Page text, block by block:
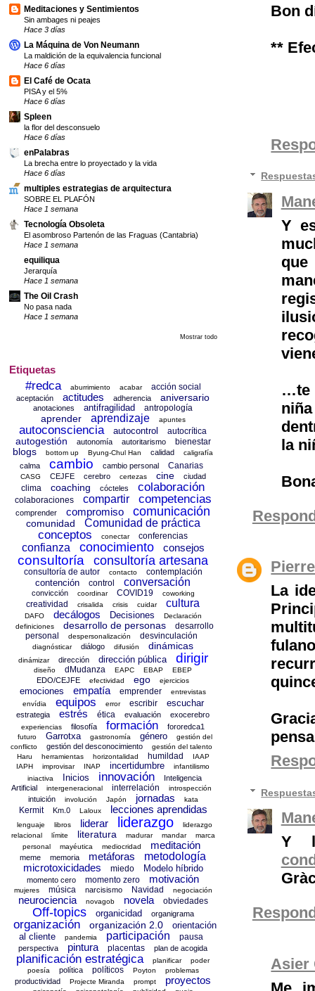
Bon
**
Y
…te
la
La
Y
Asier
Meditaciones y Sentimientos
Sin ambages ni peajes
Hace 3 días
La Máquina de Von Neumann
La maldición de la equivalencia funcional
Hace 6 días
El Café de Ocata
PISA y el 5%
Hace 6 días
Spleen
la flor del desconsuelo
Hace 6 días
enPalabras
La brecha entre lo proyectado y la vida
Hace 6 días
multiples estrategias de arquitectura
SOBRE EL PLAFÓN
Hace 1 semana
Tecnología Obsoleta
El asombroso Partenón de las Fraguas (Cantabria)
Hace 1 semana
equiliqua
Jerarquía
Hace 1 semana
The Oil Crash
No pasa nada
Hace 1 semana
Mostrar todo
Etiquetas
#redca aburrimiento acabar acción social
aceptación actitudes adherencia aniversario
anotaciones antifragilidad antropología
aprender aprendizaje apuntes
autoconsciencia autocontrol autocrítica
autogestión autonomía autoritarismo bienestar
blogs bottom up Byung-Chul Han calidad caligrafía
calma cambio cambio personal Canarias
CASG CEJFE cerebro certezas cine ciudad
clima coaching cócteles colaboración
colaboraciones compartir competencias
comprender compromiso comunicación
comunidad Comunidad de práctica
conceptos conectar conferencias
confianza conocimiento consejos
consultoría consultoría artesana
consultoría de autor contacto contemplación
contención control conversación
convicción coordinar COVID19 coworking
creatividad crisalida crisis cuidar cultura
DAFO decálogos Decisiones
Declaración
definiciones
desarrollo de personas
desarrollo
personal
despersonalización desvinculación
diagnósticar diálogo difusión dinámicas
dinámizar dirección dirección pública dirigir
diseño dMudanza EAPC EBAP EBEP
EDO/CEJFE efectividad ego ejercicios
emociones empatía emprender
entrevistas
envídia
equipos error escribir escuchar
estrategia estrés ética evaluación exocerebro
experiencias filosofía formación fororedca1
futuro Garrotxa gastronomía género
gestión del
conflicto
gestión del desconocimiento
gestión del talento
Haru
herramientas horizontalidad humildad
IAAP
IAPH
improvisar INAP incertidumbre
infantilismo
iniactiva
Inicios innovación
Inteligencia
Artificial
intergeneracional interrelación introspección
intuición involución Japón jornadas kata
Kermit Km.0 Laloux lecciones aprendidas
lenguaje libros liderar liderazgo
liderazgo
relacional
límite literatura madurar mandar
marca
personal
mayéutica mediocridad meditación
meme memoria metáforas
metodología
microtoxicidades
miedo Modelo híbrido
momento cero momento zero motivación
mujeres música narcisismo Navidad negociación
neurociencia novagob novela obviedades
Off-topics organicidad organigrama
organización organización 2.0
orientación
al cliente
pandemia participación pausa
perspectiva pintura placentas plan de acogida
planificación estratégica planificar
poder
poesía
política políticos Poyton problemas
productividad Projecte Miranda prompt proyectos